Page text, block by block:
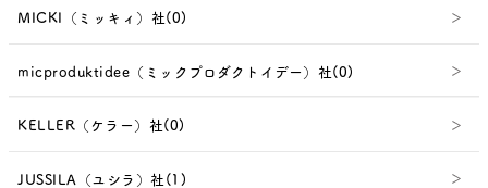
MICKI（ミッキィ）社(0)
micproduktidee（ミックプロダクトイデー）社(0)
KELLER（ケラー）社(0)
JUSSILA（ユシラ）社(1)